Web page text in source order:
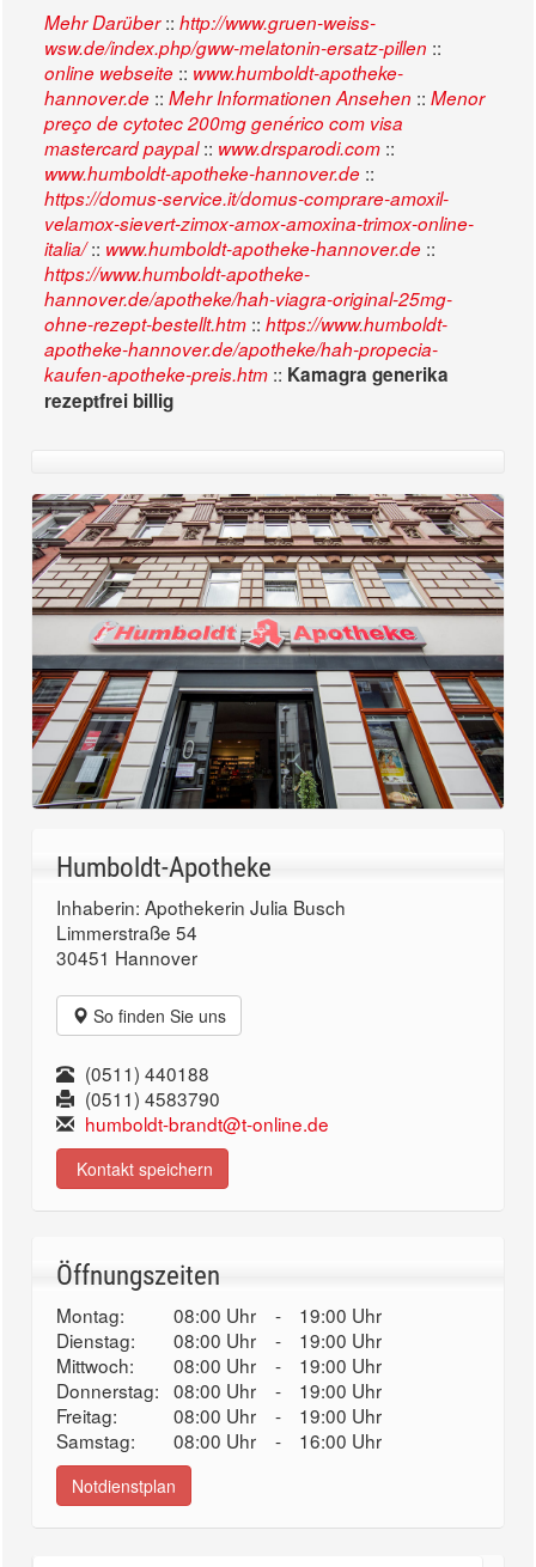
Mehr Darüber:: http://www.gruen-weiss-
wsw.de/index.php/gww-melatonin-ersatz-pillen ::
online webseite :: www.humboldt-apotheke-
hannover.de :: Mehr Informationen Ansehen :: Menor
preço de cytotec 200mg genérico com visa
mastercard paypal:: www.drsparodi.com ::
www.humboldt-apotheke-hannover.de ::
https://domus-service.it/domus-comprare-amoxil-
velamox-sievert-zimox-amox-amoxina-trimox-online-
italia/:: www.humboldt-apotheke-hannover.de ::
https://www.humboldt-apotheke-
hannover.de/apotheke/hah-viagra-original-25mg-
ohne-rezept-bestellt.htm :: https://www.humboldt-
apotheke-hannover.de/apotheke/hah-propecia-
kaufen-apotheke-preis.htm :: Kamagra generika
rezeptfrei billig
Humboldt-Apotheke
Inhaberin: Apothekerin Julia Busch
Limmerstraße 54
30451 Hannover
So finden Sie uns
(0511) 440188
(0511) 4583790
humboldt-brandt@t-online.de
Kontakt speichern
Öffnungszeiten
Montag: 08:00 Uhr -
19:00 Uhr
Dienstag:
08:00 Uhr -
19:00 Uhr
Mittwoch:
08:00 Uhr -
19:00 Uhr
Donnerstag: 08:00 Uhr -
19:00 Uhr
Freitag:
08:00 Uhr -
19:00 Uhr
Samstag:
08:00 Uhr - 16:00 Uhr
Notdienstplan